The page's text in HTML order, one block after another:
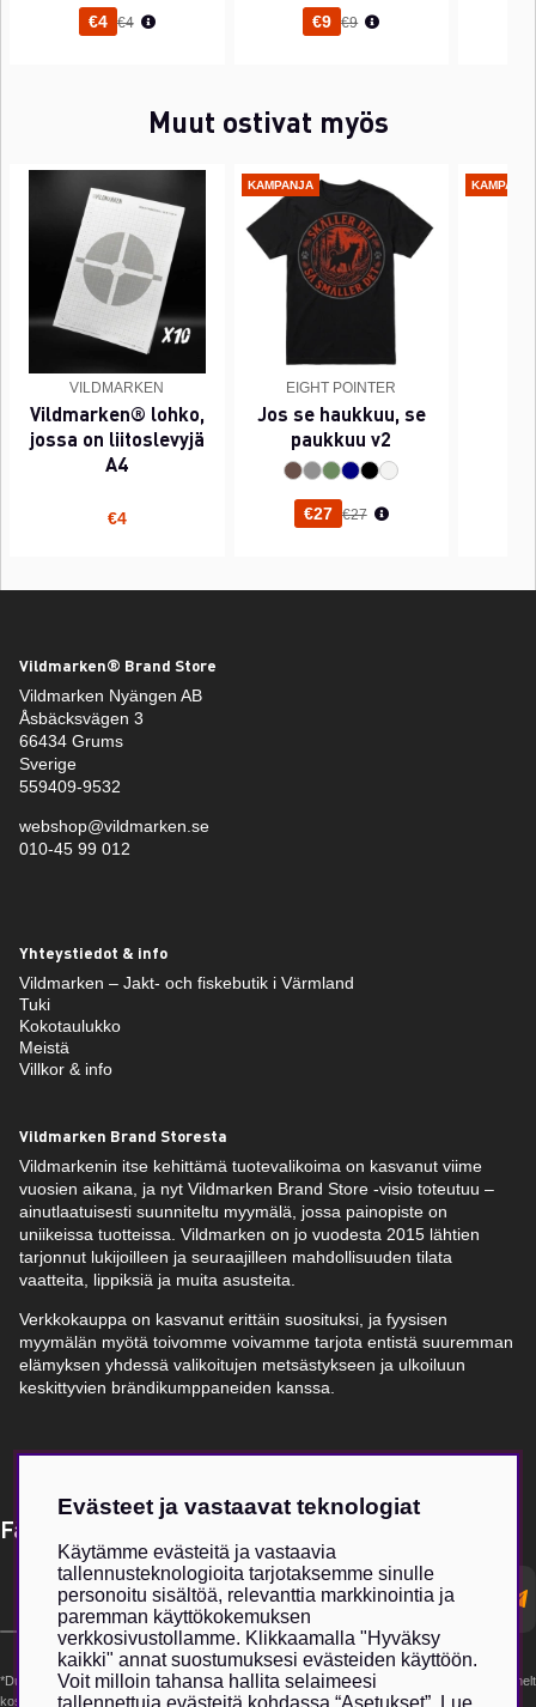
€4 Normaali hinta
€4 €9 Normaali hinta
€9
Muut ostivat myös
VILDMARKEN
Vildmarken® lohko,
jossa on liitoslevyjä
A4
€4
KAMPANJA
EIGHT POINTER
Jos se haukkuu, se
paukkuu v2
€27 Normaali hinta
€27
Vildmarken® Brand Store
Vildmarken Nyängen AB
Åsbäcksvägen 3
66434 Grums
Sverige
559409-9532
webshop@vildmarken.se
010-45 99 012
Yhteystiedot & info
Vildmarken – Jakt- och fiskebutik i Värmland
Tuki
Kokotaulukko
Meistä
Villkor & info
Vildmarken Brand Storesta
Vildmarkenin itse kehittämä tuotevalikoima on kasvanut viime
vuosien aikana, ja nyt Vildmarken Brand Store -visio toteutuu –
ainutlaatuisesti suunniteltu myymälä, jossa painopiste on
uniikeissa tuotteissa. Vildmarken on jo vuodesta 2015 lähtien
tarjonnut lukijoilleen ja seuraajilleen mahdollisuuden tilata
vaatteita, lippiksiä ja muita asusteita.
Verkkokauppa on kasvanut erittäin suosituksi, ja fyysisen
myymälän myötä toivomme voivamme tarjota entistä suuremman
elämyksen yhdessä valikoitujen metsästykseen ja ulkoiluun
keskittyvien brändikumppaneiden kanssa.
Få Magasin Vildmarken direkt till din e-post!*
postadress
*Du kan även få erbjudanden och nyheter från samarbetspartners. Din prenumeration är helt
kostnadsfri och kan avslutas när som helst.
Evästeet ja vastaavat teknologiat
Käytämme evästeitä ja vastaavia
tallennusteknologioita tarjotaksemme sinulle
personoitu sisältöä, relevanttia markkinointia ja
paremman käyttökokemuksen
verkkosivustollamme. Klikkaamalla "Hyväksy
kaikki" annat suostumuksesi evästeiden käyttöön.
Voit milloin tahansa hallita selaimeesi
tallennettuja evästeitä kohdassa “Asetukset”. Lue